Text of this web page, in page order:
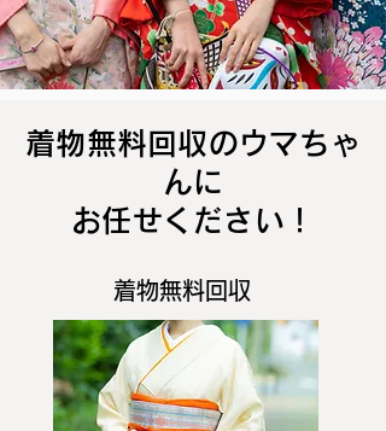
着物無料回収のウマちゃ
んに
お任せください！
着物無料回収